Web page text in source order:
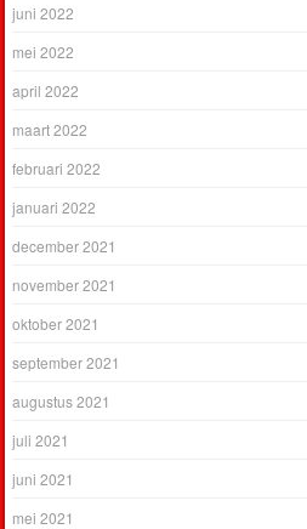
juni 2022
mei 2022
april 2022
maart 2022
februari 2022
januari 2022
december 2021
november 2021
oktober 2021
september 2021
augustus 2021
juli 2021
juni 2021
mei 2021